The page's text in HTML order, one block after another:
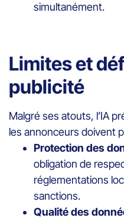
simultanément.
Limites et
publicité
Malgré ses atouts, l’IA
les annonceurs doivent
Protection des
obligation de
réglementations
sanctions.
Qualité des